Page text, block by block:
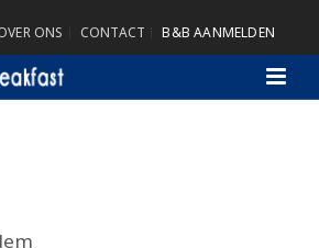
ONS CONTACT B&B AANMELDEN